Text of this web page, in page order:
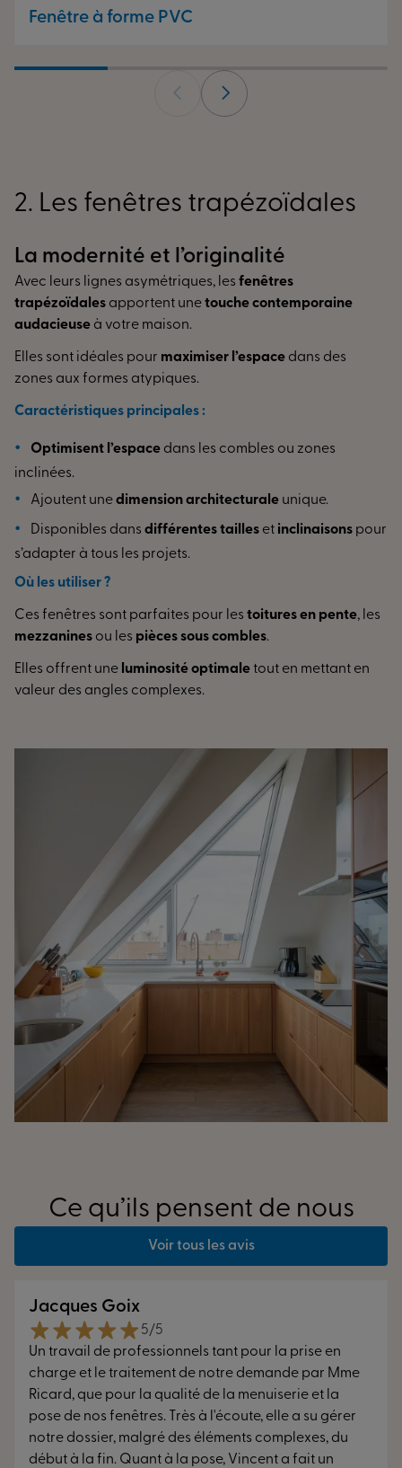
Fenêtre à forme PVC
2. Les fenêtres trapézoïdales
La modernité et l’originalité
Avec leurs lignes asymétriques, les fenêtres
trapézoïdales apportent unetouche contemporaine
audacieuse à votre maison.
Elles sont idéales pour maximiser l’espace dans des
zones aux formes atypiques.
Caractéristiques principales :
Optimisent l’espace dans les combles ou zones
inclinées.
Ajoutent unedimension architecturale unique.
Disponibles dans différentes tailles et inclinaisons pour
s’adapter à tous les projets.
Où les utiliser ?
Ces fenêtres sont parfaites pour les toitures en pente, les
mezzanines ou les pièces sous combles.
Elles offrent une luminosité optimaletout en mettant en
valeur des angles complexes.
Ce qu’ils pensent de nous
Voir tous les avis
Jacques Goix
5/5
Un travail de professionnels tant pour la prise en
charge et le traitement de notre demande par Mme
Ricard, que pour la qualité de la menuiserie et la
pose de nos fenêtres. Très à l'écoute, elle a su gérer
notre dossier, malgré des éléments complexes, du
début à la fin. Quant à la pose, Vincent a fait un